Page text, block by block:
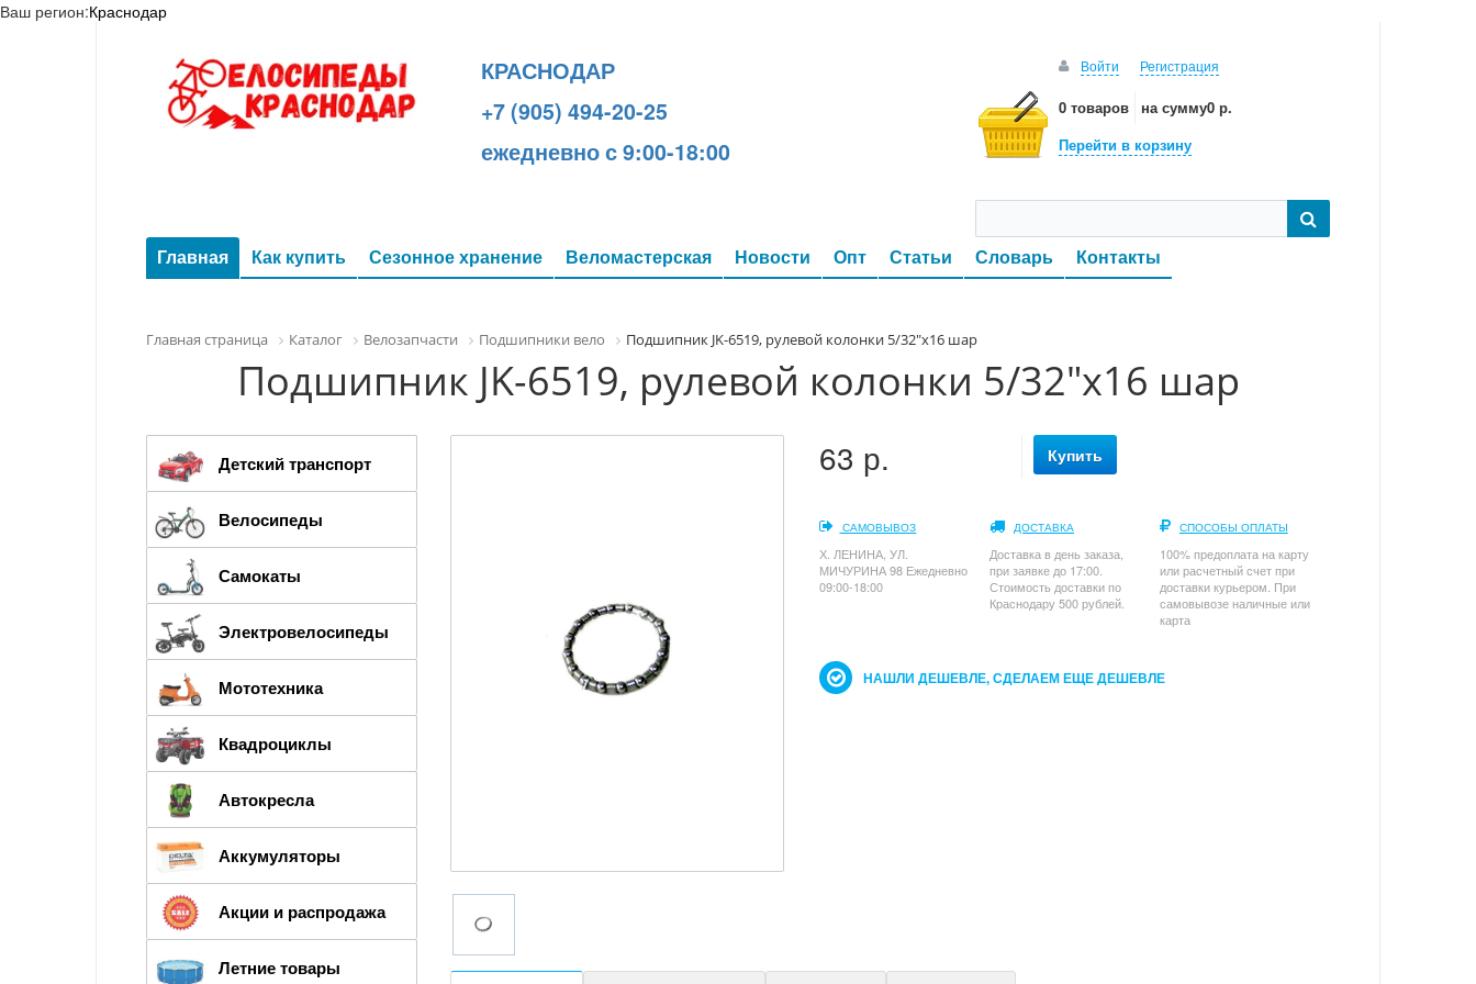
Ваш регион:Краснодар
КРАСНОДАР
+7 (905) 494-20-25
ежедневно с 9:00-18:00
Войти Регистрация
0 товаров на сумму0 р.
Перейти в корзину
Главная Как купить Сезонное хранение Веломастерская Новости Опт Статьи Словарь Контакты
Главная страница Каталог Велозапчасти Подшипники вело Подшипник JK-6519, рулевой колонки 5/32"х16 шар
Подшипник JK-6519, рулевой колонки 5/32"х16 шар
63 р. Купить
САМОВЫВОЗ
Х. ЛЕНИНА, УЛ.
МИЧУРИНА 98 Ежедневно
09:00-18:00
ДОСТАВКА
Доставка в день заказа,
при заявке до 17:00.
Стоимость доставки по
Краснодару 500 рублей.
СПОСОБЫ ОПЛАТЫ
100% предоплата на карту
или расчетный счет при
доставки курьером. При
самовывозе наличные или
карта
НАШЛИ ДЕШЕВЛЕ, СДЕЛАЕМ ЕЩЕ ДЕШЕВЛЕ
Детский транспорт
Велосипеды
Самокаты
Электровелосипеды
Мототехника
Квадроциклы
Автокресла
Аккумуляторы
Акции и распродажа
Летние товары